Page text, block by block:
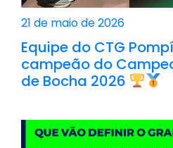
21 de maio de 2026
Equipe do CTG
campeão do
de Bocha 2026